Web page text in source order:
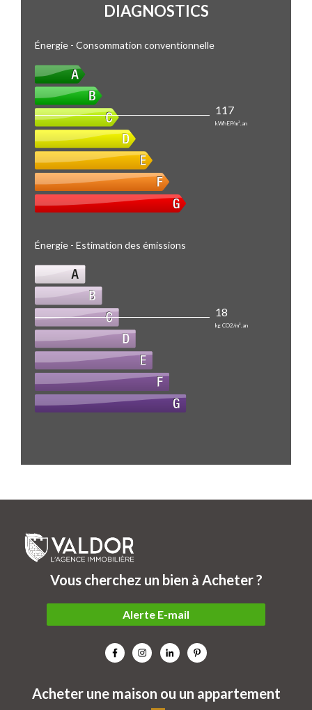
DIAGNOSTICS
Énergie - Consommation conventionnelle
117
kWhEP/m².an
Énergie - Estimation des émissions
18
kg CO2/m².an
Acheter une maison ou un appartement
Vous cherchez un bien à Acheter ?
Alerte E-mail